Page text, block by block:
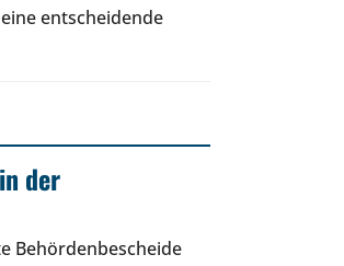
entscheidende
der
Behördenbescheide